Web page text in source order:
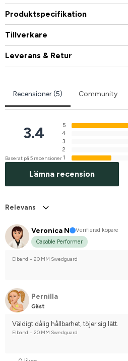
Produktspecifikation
Tillverkare
Leverans & Retur
Recensioner (5) Community
3.4
Baserat på 5 recensioner
5
4
3
2
1
Lämna recension
Relevans
Veronica N
Verifierad köpare
Capable Performer
Elband + 20 MM Swedguard
Pernilla
Gäst
Väldigt dålig hållbarhet, töjer sig lätt.
Elband + 20 MM Swedguard